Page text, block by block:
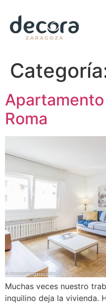
Roma
Muchas veces nuestro
inquilino deja la vivienda.